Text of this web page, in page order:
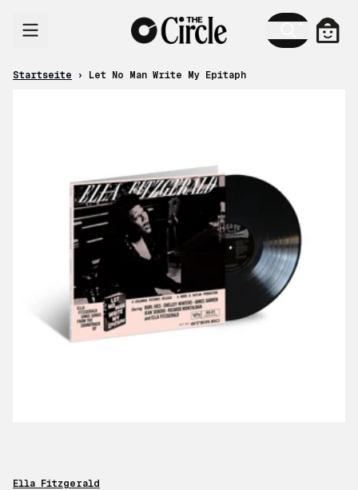
Startseite › Let No Man Write My Epitaph
Ella Fitzgerald